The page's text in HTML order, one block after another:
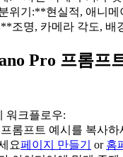
위기:**현실적, 애니메
조명, 카메라 각도, 배
Pro 프롬프
워크플로우:
롬프트 예시를 복사
요페이지 만들기 or 홈